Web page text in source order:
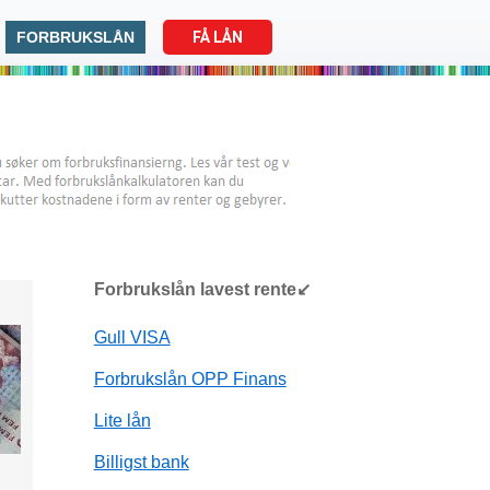
FORBRUKSLÅN FÅ LÅN
Forbrukslån lavest rente↙
Gull VISA
Forbrukslån OPP Finans
Lite lån
Billigst bank